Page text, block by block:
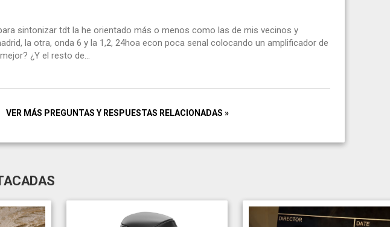
sintonizar tdt la he orientado más o menos como las de mis vecinos y
la otra, onda 6 y la 1,2, 24hoa econ poca senal colocando un amplificador de
¿Y el resto de...
VER MÁS PREGUNTAS Y RESPUESTAS RELACIONADAS »